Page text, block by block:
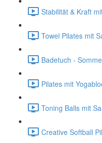
Stabilität & Kraft
Towel Pilates mit
Badetuch -
Pilates mit
Toning Balls mit
Creative Softball